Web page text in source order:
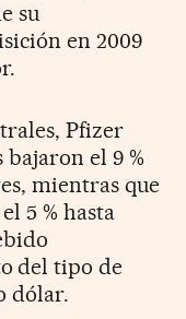
su
en 2009
Pfizer
el 9 %
mientras que
5 % hasta
del tipo de
dólar.